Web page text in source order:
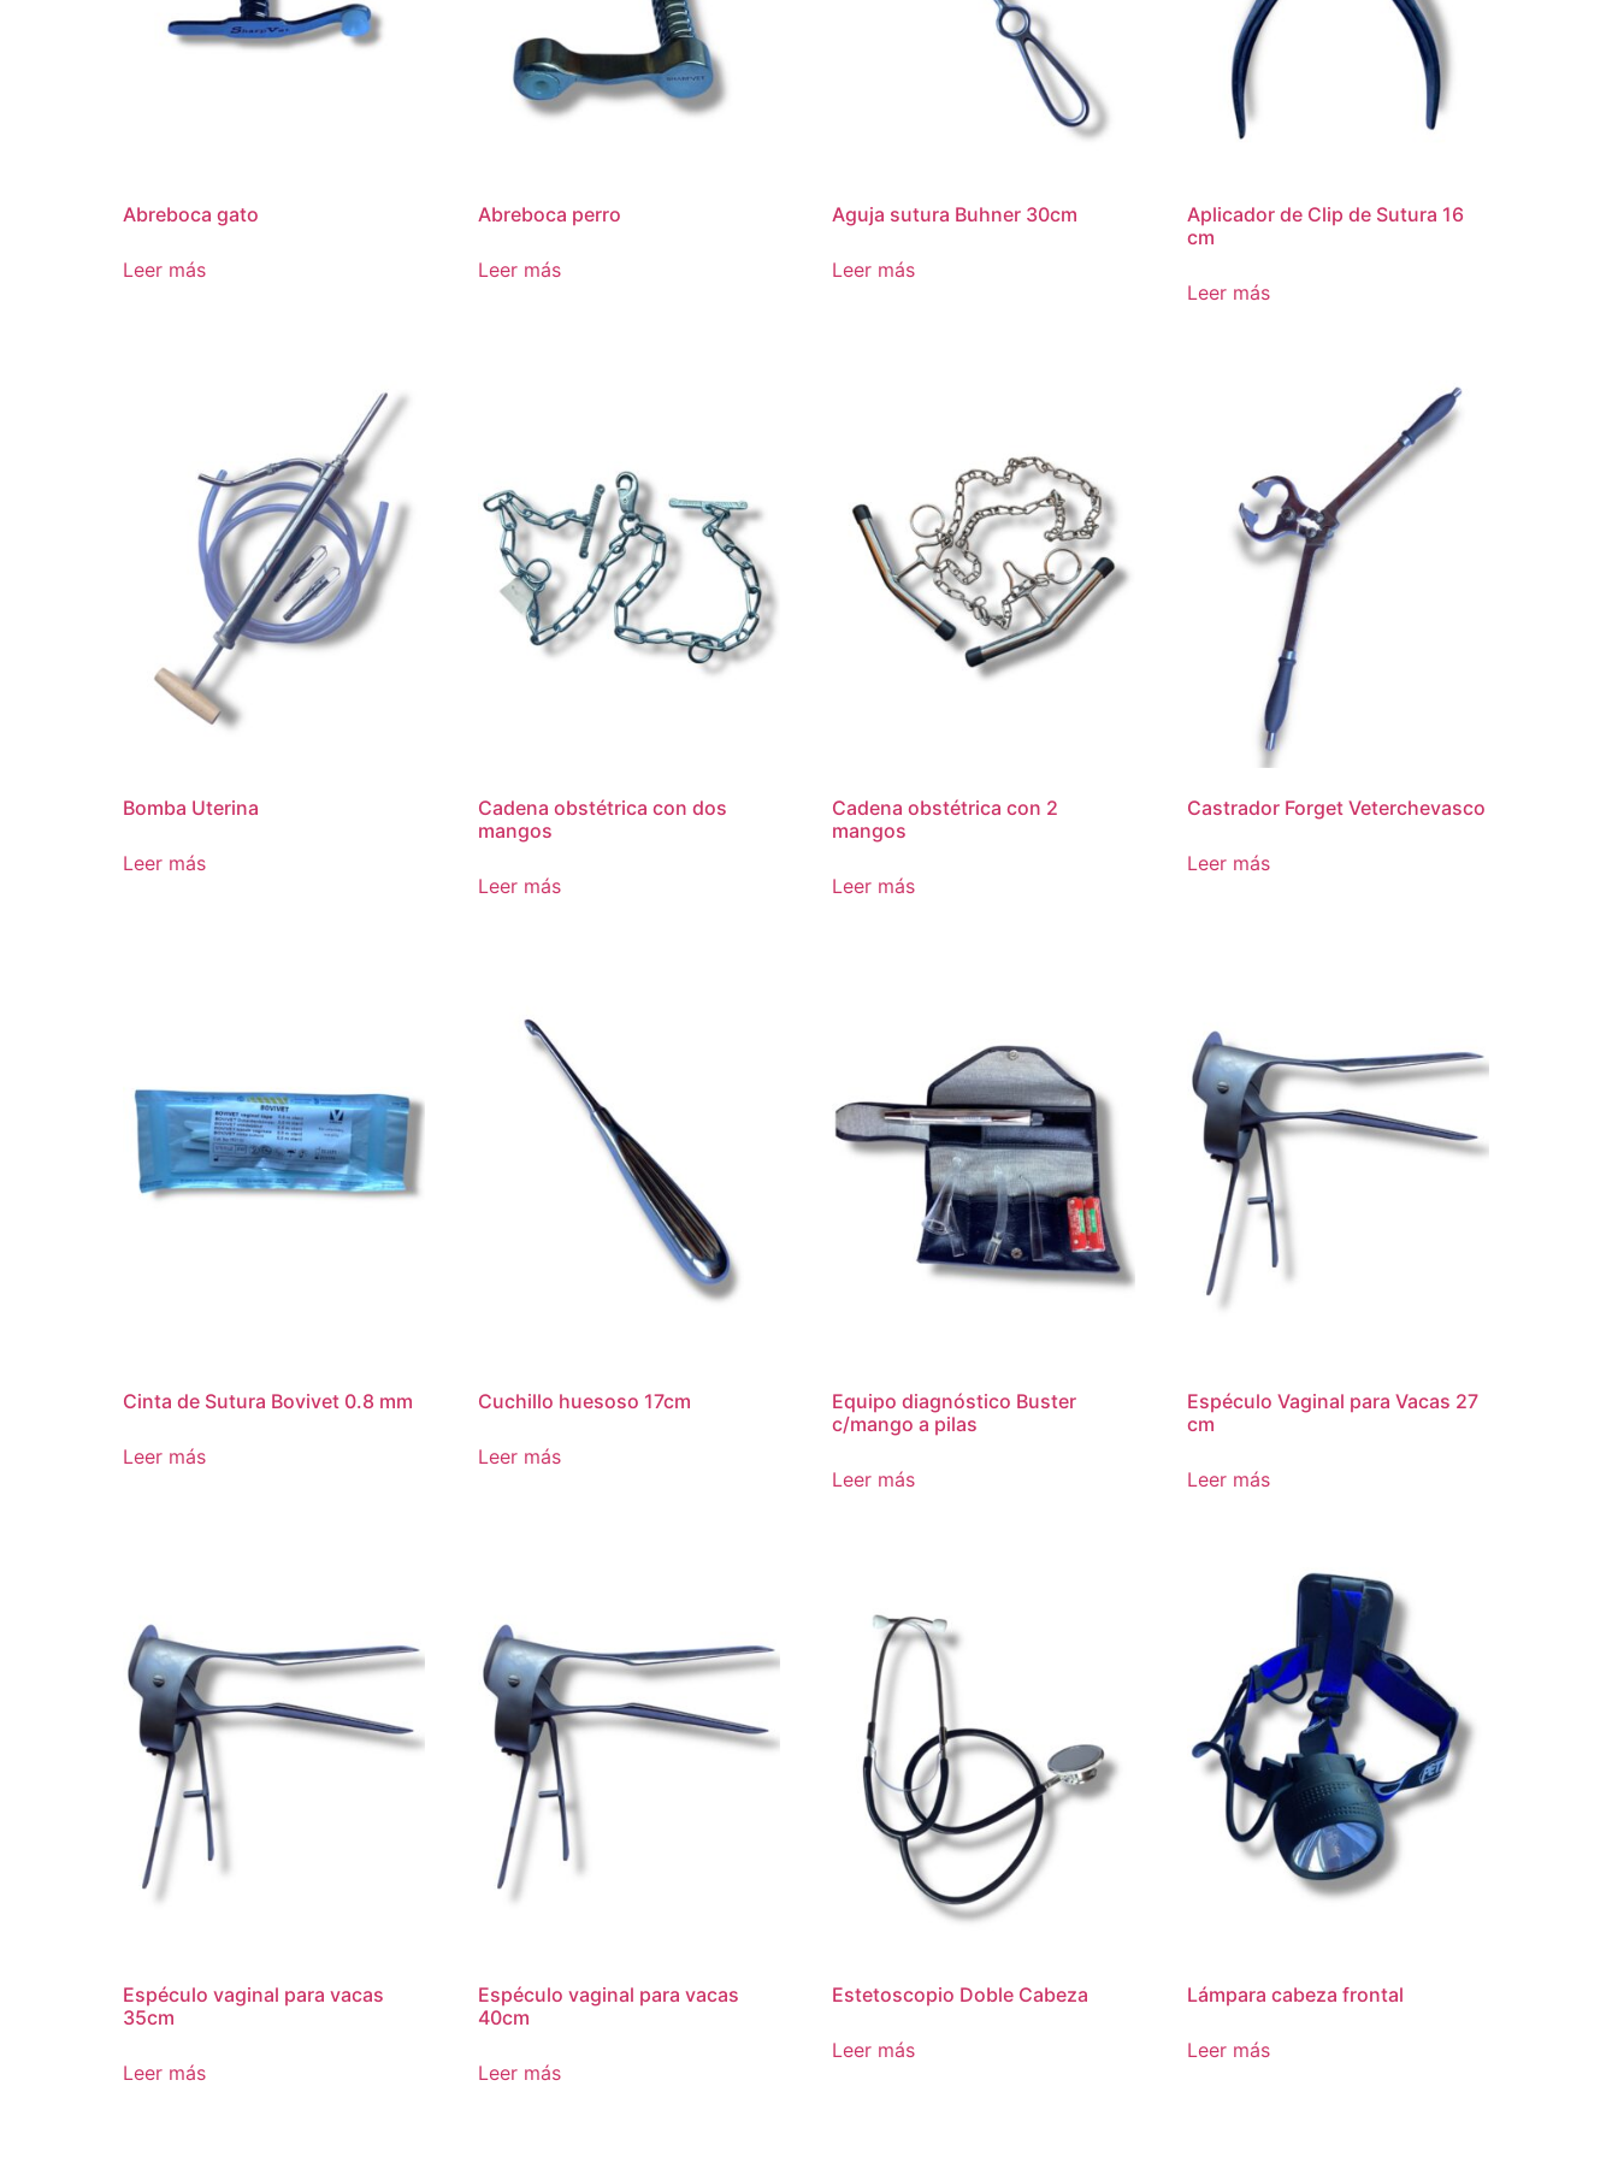
Abreboca gato
Leer más
Abreboca perro
Leer más
Aguja sutura Buhner 30cm
Leer más
Aplicador de Clip de Sutura 16
cm
Leer más
Bomba Uterina
Leer más
Cadena obstétrica con dos
mangos
Leer más
Cadena obstétrica con 2
mangos
Leer más
Castrador Forget Veterchevasco
Leer más
Cinta de Sutura Bovivet 0.8 mm
Leer más
Cuchillo huesoso 17cm
Leer más
Equipo diagnóstico Buster
c/mango a pilas
Leer más
Espéculo Vaginal para Vacas 27
cm
Leer más
Espéculo vaginal para vacas
35cm
Leer más
Espéculo vaginal para vacas
40cm
Leer más
Estetoscopio Doble Cabeza
Leer más
Lámpara cabeza frontal
Leer más